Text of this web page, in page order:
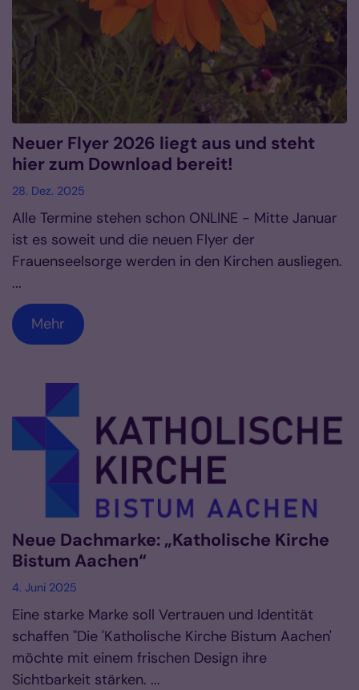
Neuer Flyer 2026 liegt aus und steht
hier zum Download bereit!
28. Dez. 2025
Alle Termine stehen schon ONLINE - Mitte Januar
ist es soweit und die neuen Flyer der
Frauenseelsorge werden in den Kirchen ausliegen.
...
Mehr
Neue Dachmarke: „Katholische Kirche
Bistum Aachen“
4. Juni 2025
Eine starke Marke soll Vertrauen und Identität
schaffen "Die 'Katholische Kirche Bistum Aachen'
möchte mit einem frischen Design ihre
Sichtbarkeit stärken. ...